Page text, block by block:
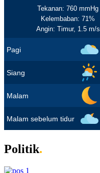
Tekanan: 760 mmHg
Kelembaban: 71%
Angin: Timur, 1.5 m/s
Pagi
Siang
Malam
Malam sebelum tidur
Politik.